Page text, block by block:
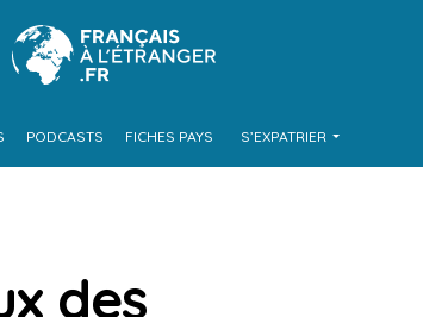
PODCASTS FICHES PAYS S’EXPATRIER
des